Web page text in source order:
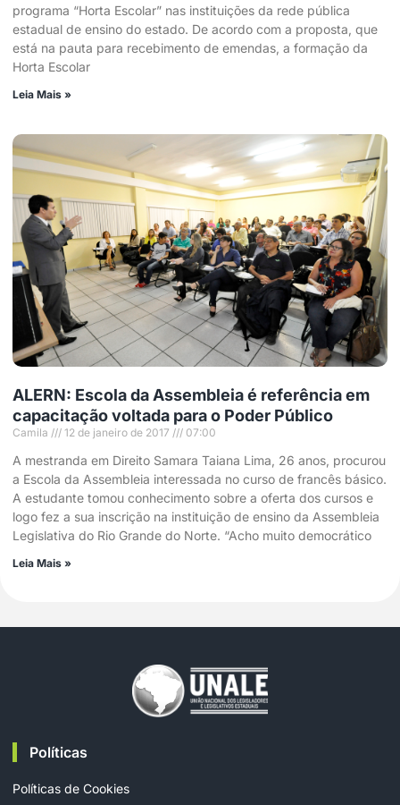
programa “Horta Escolar” nas instituições da rede pública
estadual de ensino do estado. De acordo com a proposta, que
está na pauta para recebimento de emendas, a formação da
Horta Escolar
Leia Mais »
ALERN: Escola da Assembleia é referência em
capacitação voltada para o Poder Público
Camila 12 de janeiro de 2017 07:00
A mestranda em Direito Samara Taiana Lima, 26 anos, procurou
a Escola da Assembleia interessada no curso de francês básico.
A estudante tomou conhecimento sobre a oferta dos cursos e
logo fez a sua inscrição na instituição de ensino da Assembleia
Legislativa do Rio Grande do Norte. “Acho muito democrático
Leia Mais »
Políticas
Políticas de Cookies